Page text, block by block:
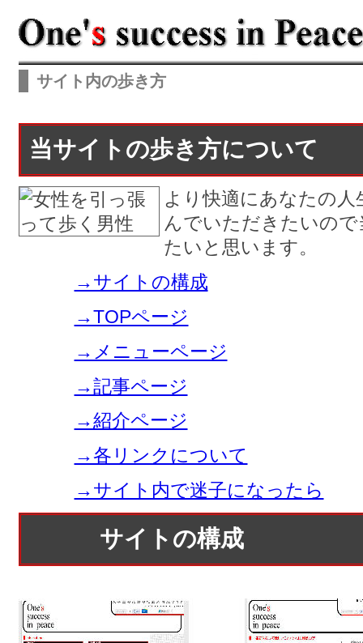
サイト内の歩き方
当サイトの歩き方について
より快適にあなたの
んでいただきたいの
たいと思います。
→サイトの構成
→TOPページ
→メニューページ
→記事ページ
→紹介ページ
→各リンクについて
→サイト内で迷子になったら
サイトの構成